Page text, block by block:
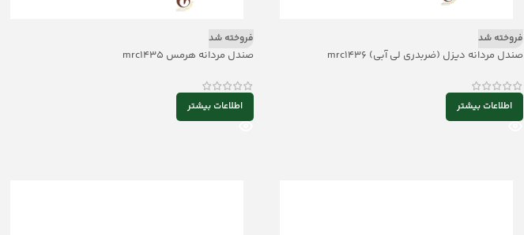
فروخته شد
صندل مردانه دیزل (ضربدری لی آبی) mrc1436
اطلاعات بیشتر
فروخته شد
صندل مردانه هرمس mrc1435
اطلاعات بیشتر